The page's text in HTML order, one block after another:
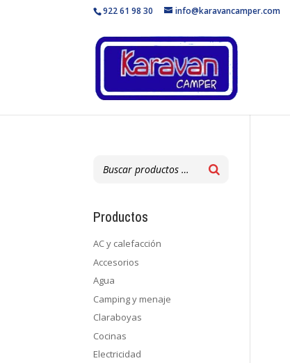
922 61 98 30 info@karavancamper.com
Productos
AC y calefacción
Accesorios
Agua
Camping y menaje
Claraboyas
Cocinas
Electricidad